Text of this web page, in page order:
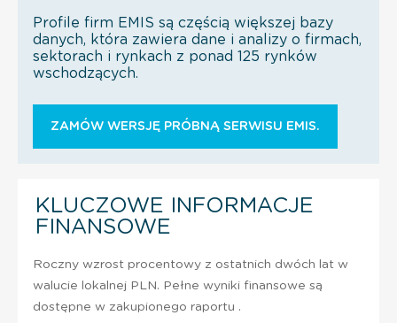
Profile firm EMIS są częścią większej bazy
danych, która zawiera dane i analizy o firmach,
sektorach i rynkach z ponad 125 rynków
wschodzących.
ZAMÓW WERSJĘ PRÓBNĄ SERWISU EMIS.
KLUCZOWE INFORMACJE
FINANSOWE
Roczny wzrost procentowy z ostatnich dwóch lat w
walucie lokalnej PLN. Pełne wyniki finansowe są
dostępne w zakupionego raportu .